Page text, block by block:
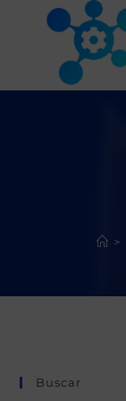
>
Buscar